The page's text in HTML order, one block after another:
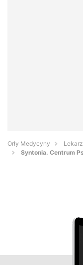
Orły Medycyny
Syntonia. Centrum